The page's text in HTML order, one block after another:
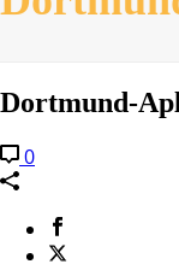
Dortmund-
0